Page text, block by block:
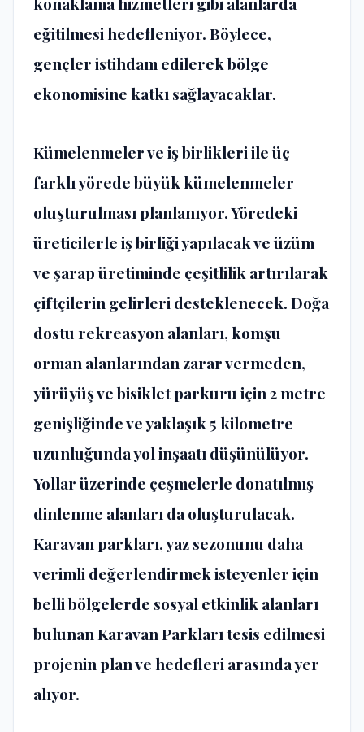
eğitilmesi hedefleniyor. Böylece,
gençler istihdam edilerek bölge
ekonomisine katkı sağlayacaklar.
Kümelenmeler ve iş birlikleri ile üç
farklı yörede büyük kümelenmeler
oluşturulması planlanıyor. Yöredeki
üreticilerle iş birliği yapılacak ve üzüm
ve şarap üretiminde çeşitlilik artırılarak
çiftçilerin gelirleri desteklenecek. Doğa
dostu rekreasyon alanları, komşu
orman alanlarından zarar vermeden,
yürüyüş ve bisiklet parkuru için 2 metre
genişliğinde ve yaklaşık 5 kilometre
uzunluğunda yol inşaatı düşünülüyor.
Yollar üzerinde çeşmelerle donatılmış
dinlenme alanları da oluşturulacak.
Karavan parkları, yaz sezonunu daha
verimli değerlendirmek isteyenler için
belli bölgelerde sosyal etkinlik alanları
bulunan Karavan Parkları tesis edilmesi
projenin plan ve hedefleri arasında yer
alıyor.